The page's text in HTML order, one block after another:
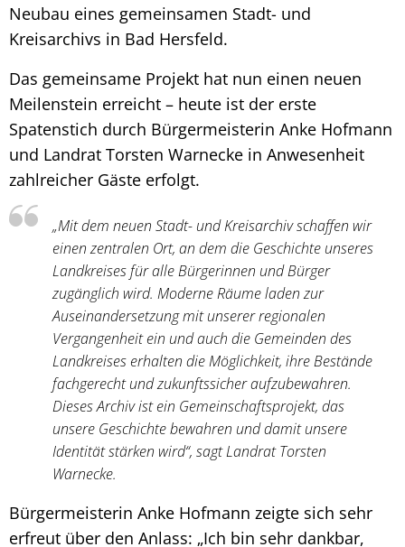
Neubau eines gemeinsamen Stadt- und
Kreisarchivs in Bad Hersfeld.
Das gemeinsame Projekt hat nun einen neuen
Meilenstein erreicht – heute ist der erste
Spatenstich durch Bürgermeisterin Anke Hofmann
und Landrat Torsten Warnecke in Anwesenheit
zahlreicher Gäste erfolgt.
„Mit dem neuen Stadt- und Kreisarchiv schaffen wir
einen zentralen Ort, an dem die Geschichte unseres
Landkreises für alle Bürgerinnen und Bürger
zugänglich wird. Moderne Räume laden zur
Auseinandersetzung mit unserer regionalen
Vergangenheit ein und auch die Gemeinden des
Landkreises erhalten die Möglichkeit, ihre Bestände
fachgerecht und zukunftssicher aufzubewahren.
Dieses Archiv ist ein Gemeinschaftsprojekt, das
unsere Geschichte bewahren und damit unsere
Identität stärken wird“, sagt Landrat Torsten
Warnecke.
Bürgermeisterin Anke Hofmann zeigte sich sehr
erfreut über den Anlass: „Ich bin sehr dankbar,